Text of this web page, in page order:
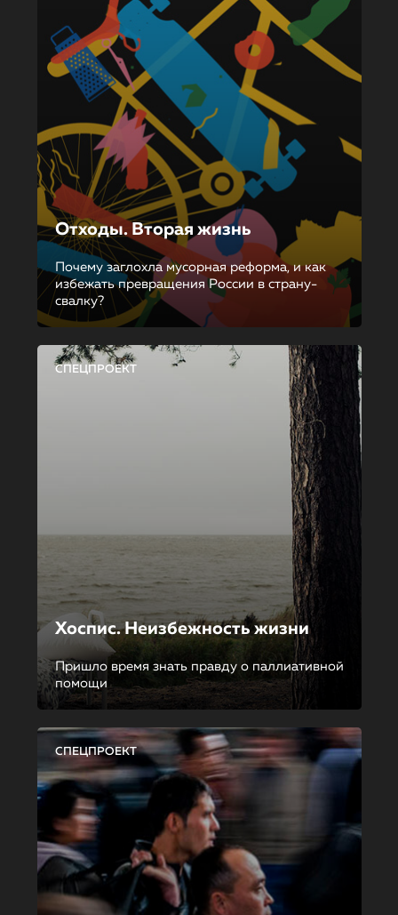
Отходы. Вторая жизнь
Почему заглохла мусорная реформа, и как
избежать превращения России в страну-
свалку?
СПЕЦПРОЕКТ
Хоспис. Неизбежность жизни
Пришло время знать правду о паллиативной
помощи
СПЕЦПРОЕКТ